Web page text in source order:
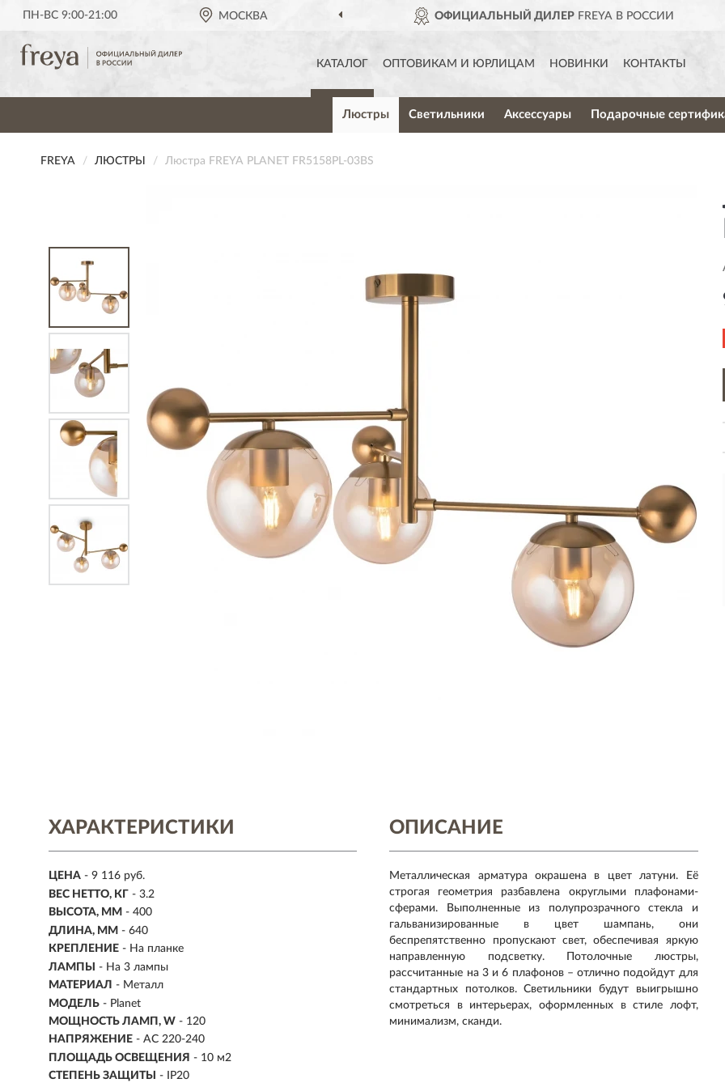
ПН-ВС 9:00-21:00 МОСКВА ОФИЦИАЛЬНЫЙ ДИЛЕРFREYA В РОССИИ
КАТАЛОГ ОПТОВИКАМ И ЮРЛИЦАМ НОВИНКИ КОНТАКТЫ
Люстры Светильники Аксессуары Подарочные
FREYA ЛЮСТРЫ Люстра FREYA PLANET FR5158PL-03BS
ХАРАКТЕРИСТИКИ
ЦЕНА - 9 116 руб.
ВЕС НЕТТО, КГ - 3.2
ВЫСОТА, ММ - 400
ДЛИНА, ММ - 640
КРЕПЛЕНИЕ - На планке
ЛАМПЫ
- На 3 лампы
МАТЕРИАЛ - Металл
МОДЕЛЬ - Planet
МОЩНОСТЬ ЛАМП, W - 120
НАПРЯЖЕНИЕ - AC 220-240
ПЛОЩАДЬ ОСВЕЩЕНИЯ - 10 м2
СТЕПЕНЬ ЗАЩИТЫ
- IP20
ОПИСАНИЕ
Металлическая арматура окрашена в цвет латуни. Её
строгая геометрия разбавлена округлыми плафонами-
сферами. Выполненные из полупрозрачного стекла и
гальванизированные в цвет шампань, они
беспрепятственно пропускают свет, обеспечивая яркую
направленную подсветку. Потолочные люстры,
рассчитанные на 3 и 6 плафонов – отлично подойдут для
стандартных потолков. Светильники будут выигрышно
смотреться в интерьерах, оформленных в стиле лофт,
минимализм, сканди.